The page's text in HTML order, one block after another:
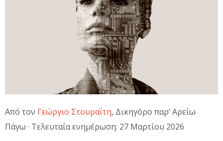
Από τον Γεώργιο Στουραΐτη, Δικηγόρο παρ’ Αρείω
Πάγω · Τελευταία ενημέρωση: 27 Μαρτίου 2026